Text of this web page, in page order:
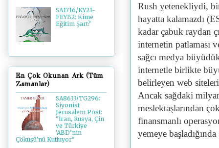
Rush yetenekliydi,
hayatta kalamazdı
kadar çabuk raydan
internetin patlaması
sağcı medya
internetle birlikte
belirleyen web
Ancak sağdaki
meslektaşlarından
finansmanlı
yemeye
SA1716/KY21-
FEYB2: Kime
Eğitim Şart?
En Çok Okunan Ark (Tüm
Zamanlar)
SA8633/TG296:
Siyonist
Jerusalem Post:
"İran, Rusya, Çin
ve Türkiye
'ABD’nin
Çöküşü'nü Kutluyor"